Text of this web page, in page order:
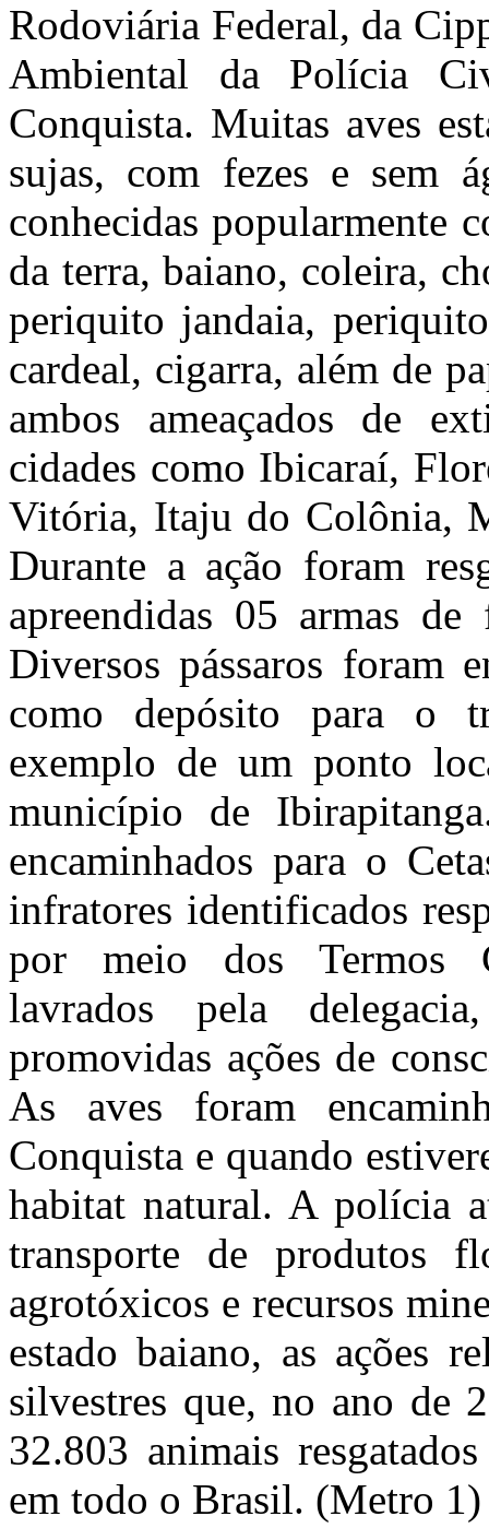
Rodoviária Federal, da
Ambiental da Polícia
Conquista. Muitas aves
sujas, com fezes e sem
conhecidas popularmente
da terra, baiano, coleira,
periquito jandaia,
cardeal, cigarra, além de
ambos ameaçados de
cidades como Ibicaraí,
Vitória, Itaju do Colônia,
Durante a ação foram
apreendidas 05 armas
Diversos pássaros foram
como depósito para o
exemplo de um ponto
município de
encaminhados para o
infratores identificados
por meio dos Termos
lavrados pela
promovidas ações de
As aves foram
Conquista e quando
habitat natural. A polícia
transporte de produtos
agrotóxicos e recursos
estado baiano, as ações
silvestres que, no ano de
32.803 animais
em todo o Brasil. (Metro 1)